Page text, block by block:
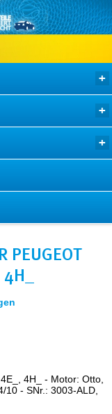
PEUGEOT
4H_ - Motor: Otto,
10 - SNr.: 3003-ALD,